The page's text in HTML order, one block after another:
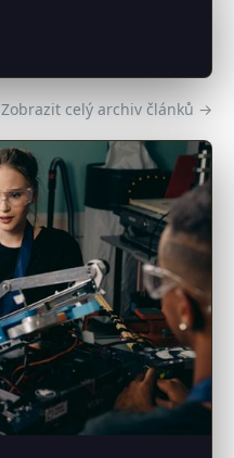
Zobrazit celý archiv článků →